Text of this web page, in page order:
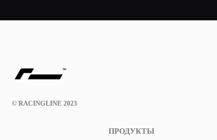
© RACINGLINE 2023
ПРОДУКТЫ